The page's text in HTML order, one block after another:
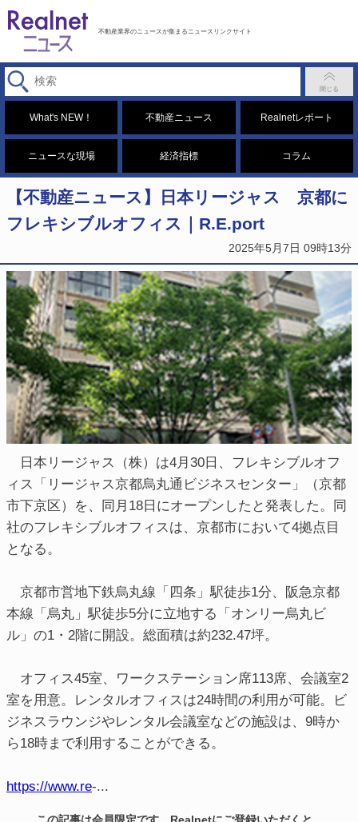
不動産業界のニュースが集まるニュースリンクサイト
What's NEW！ 不動産ニュース Realnetレポート
ニュースな現場 経済指標 コラム
【不動産ニュース】日本リージャス 京都に
フレキシブルオフィス｜R.E.port
2025年5月7日 09時13分
日本リージャス（株）は4月30日、フレキシブルオフ
ィス「リージャス京都烏丸通ビジネスセンター」（京都
市下京区）を、同月18日にオープンしたと発表した。同
社のフレキシブルオフィスは、京都市において4拠点目
となる。
京都市営地下鉄烏丸線「四条」駅徒歩1分、阪急京都
本線「烏丸」駅徒歩5分に立地する「オンリー烏丸ビ
ル」の1・2階に開設。総面積は約232.47坪。
オフィス45室、ワークステーション席113席、会議室2
室を用意。レンタルオフィスは24時間の利用が可能。ビ
ジネスラウンジやレンタル会議室などの施設は、9時か
ら18時まで利用することができる。
https://www.re-...
この記事は会員限定です。Realnetにご登録いただくと